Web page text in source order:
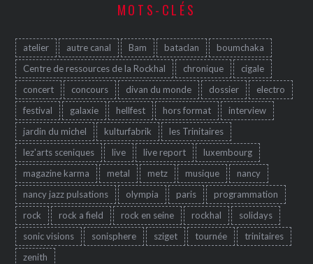
MOTS-CLÉS
atelier autre canal Bam bataclan
boumchaka
Centre de ressources de la Rockhal
chronique
cigale
concert
concours divan du monde dossier
electro
festival
galaxie hellfest hors format
interview
jardin du michel
kulturfabrik
les Trinitaires
lez'arts sceniques
live live report
luxembourg
magazine karma
metal metz musique
nancy
nancy jazz pulsations
olympia paris
programmation
rock
rock a field rock en seine rockhal
solidays
sonic visions
sonisphere sziget tournée
trinitaires
zenith